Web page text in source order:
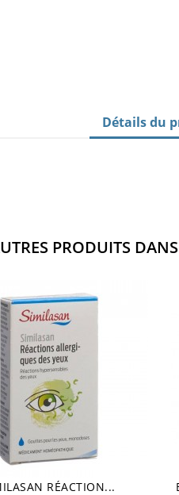
Détails du
PRODUITS
RÉACTION...